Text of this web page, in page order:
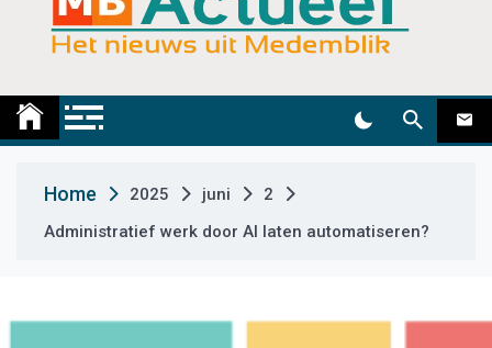
e
t
Medemblik Actueel
Home 2025 juni
2
Administratief werk door AI laten automatiseren?